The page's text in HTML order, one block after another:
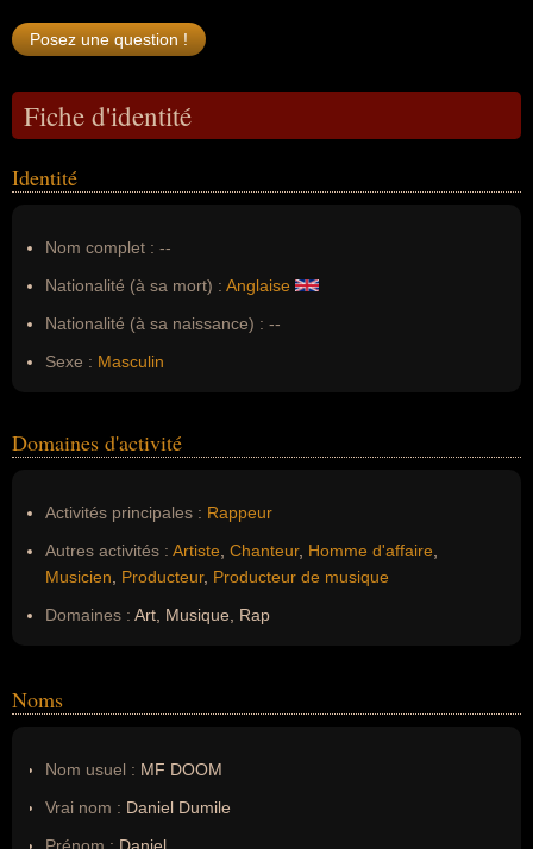
Fiche d'identité
Identité
Nom complet : --
Nationalité (à sa mort) : Anglaise
Nationalité (à sa naissance) : --
Sexe : Masculin
Domaines d'activité
Activités principales : Rappeur
Autres activités : Artiste Chanteur, Homme d'affaire
Musicien
Producteur, Producteur de musique
Domaines : Art, Musique, Rap
Noms
Nom usuel : MF DOOM
Vrai nom : Daniel Dumile